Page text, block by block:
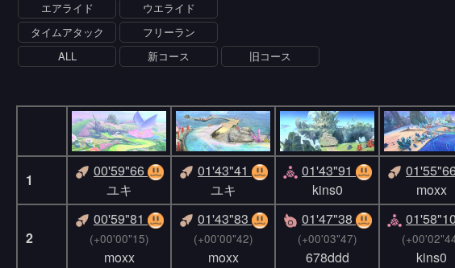
エアライド
ウエライド
タイムアタック
フリーラン
ALL
新コース 旧コース
1
00'59"66
ユキ
01'43"41
ユキ
01'43"91
kins0
moxx
2
00'59"81
(+00'00"15)
moxx
01'43"83
(+00'00"42)
moxx
01'47"38
(+00'03"47)
678ddd
01'58"10
kins0